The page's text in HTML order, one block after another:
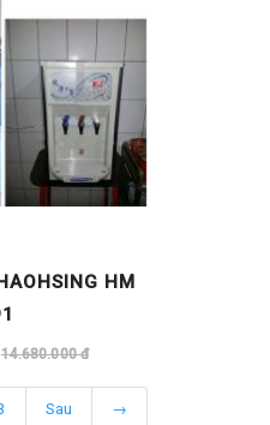
HM
14.680.000 đ
Sau →